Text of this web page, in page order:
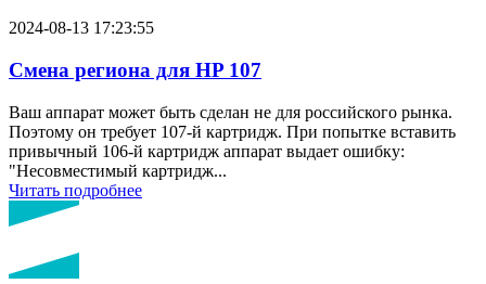
2024-08-13 17:23:55
Смена региона для HP 107
Ваш аппарат может быть сделан не для российского рынка.
Поэтому он требует 107-й картридж. При попытке вставить
привычный 106-й картридж аппарат выдает ошибку:
"Несовместимый картридж...
Читать подробнее